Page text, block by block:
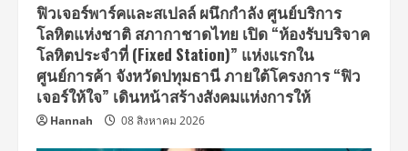
ฟิวเจอร์พาร์คและสเปลล์ ผนึกกำลัง ศูนย์บริการ
โลหิตแห่งชาติ สภากาชาดไทย เปิด “ห้องรับบริจาค
โลหิตประจำที่ (Fixed Station)” แห่งแรกใน
ศูนย์การค้า จังหวัดปทุมธานี ภายใต้โครงการ “ฟิว
เจอร์ให้ใจ” เดินหน้าสร้างสังคมแห่งการให้
Hannah 08 สิงหาคม 2026